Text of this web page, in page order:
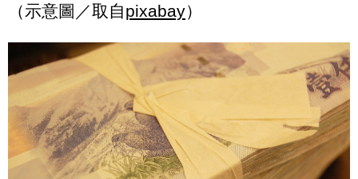
（示意圖／取自pixabay）